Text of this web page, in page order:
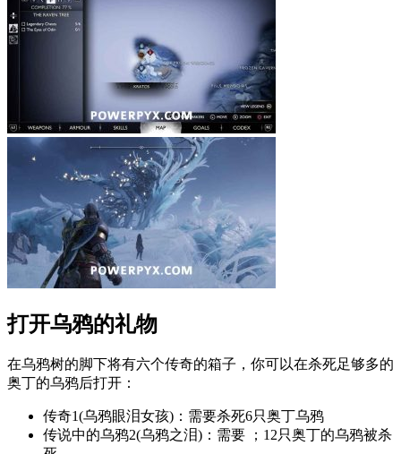
打开乌鸦的礼物
在乌鸦树的脚下将有六个传奇的箱子，你可以在杀死足够多的
奥丁的乌鸦后打开：
传奇1(乌鸦眼泪女孩)：需要杀死6只奥丁乌鸦
传说中的乌鸦2(乌鸦之泪)：需要 ；12只奥丁的乌鸦被杀